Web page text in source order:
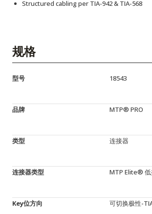
Structured cabling per TIA-942 & TIA-568
规格
型号 18543
品牌 MTP® PRO
类型 连接器
连接器类型 MTP Elite® 低
Key位方向 可切换极性-